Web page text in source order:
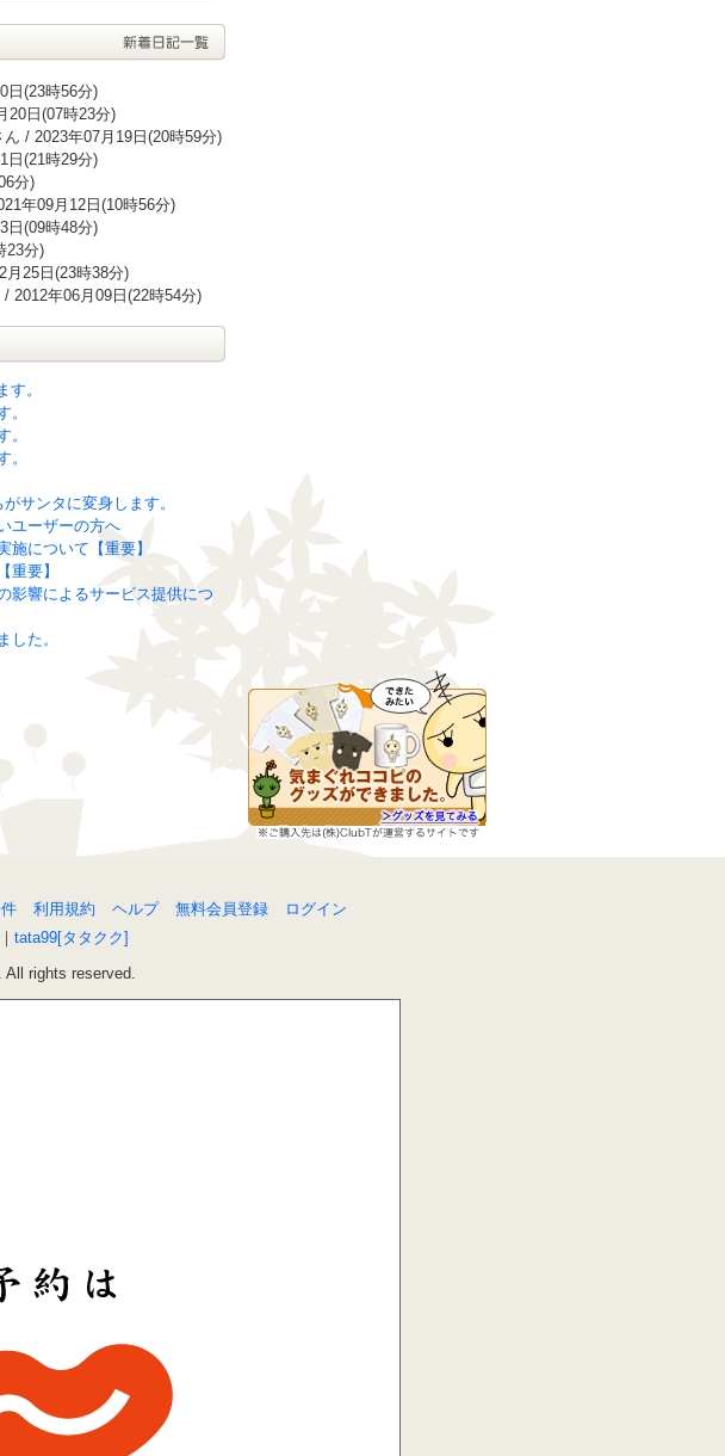
日(23時56分)
20日(07時23分)
ん / 2023年07月19日(20時59分)
日(21時29分)
分)
年09月12日(10時56分)
日(09時48分)
23分)
月25日(23時38分)
/ 2012年06月09日(22時54分)
す。
。
。
。
サンタに変身します。
ユーザーの方へ
施について【重要】
重要】
影響によるサービス提供につ
した。
利用規約 ヘルプ 無料会員登録
ログイン
｜ tata99[タタクク]
rights reserved.